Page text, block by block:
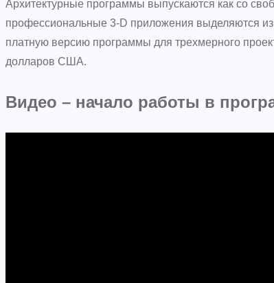
Архитектурные программы выпускаются как со
профессиональные 3-D приложения выделяются
платную версию программы для трехмерного
долларов США.
Видео – начало работы в